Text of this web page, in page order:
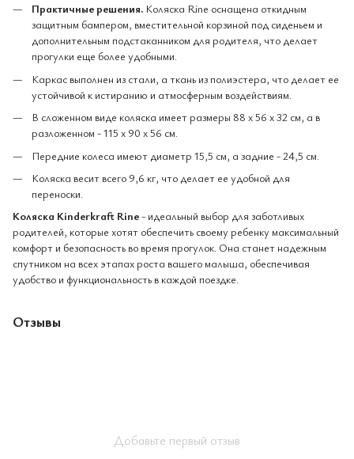
Практичные решения. Коляска Rine оснащена откидным
защитным бампером, вместительной корзиной под сиденьем и
дополнительным подстаканником для родителя, что делает
прогулки еще более удобными.
Каркас выполнен из стали, а ткань из полиэстера, что делает ее
устойчивой к истиранию и атмосферным воздействиям.
В сложенном виде коляска имеет размеры 88 x 56 x 32 см, а в
разложенном - 115 x 90 x 56 см.
Передние колеса имеют диаметр 15,5 см, а задние - 24,5 см.
Коляска весит всего 9,6 кг, что делает ее удобной для
переноски.
Коляска Kinderkraft Rine- идеальный выбор для заботливых
родителей, которые хотят обеспечить своему ребенку максимальный
комфорт и безопасность во время прогулок. Она станет надежным
спутником на всех этапах роста вашего малыша, обеспечивая
удобство и функциональность в каждой поездке.
Отзывы
Добавьте первый отзыв